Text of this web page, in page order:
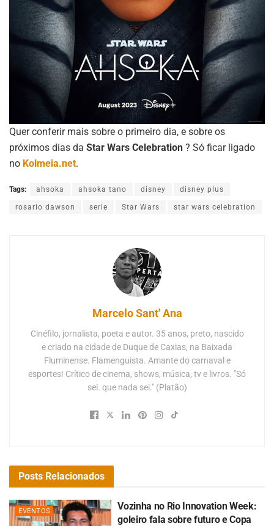
Quer conferir mais sobre o primeiro dia, e sobre os
próximos dias da Star Wars Celebration ? Só ficar ligado
no Kolmeia.net.
Tags: ahsoka ahsoka tano disney disney plus
rosario dawson serie Star Wars star wars celebration
Marcelo Sant' Ana
Cinéfilo, jornalista, poeta e autor. 35 anos, preto, nascido
e criado na cidade de Duque de Caxias, na Baixada
Fluminense. Flamenguista. Amante do carnaval e
esportes! Crítico de cinema, shows, música, tv e livros. "Só
sei. que nada sei." (Platão)
Posts Relacionados
EVENTOS
Vozinha no Rio Innovation Week:
goleiro fala sobre futuro e Copa